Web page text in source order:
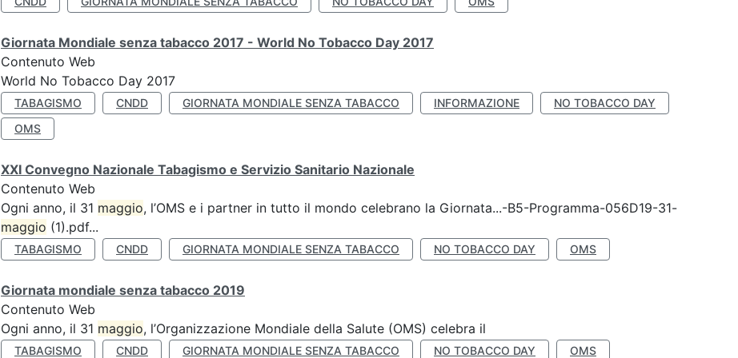
Giornata Mondiale senza tabacco 2017 - World No Tobacco Day 2017
Contenuto Web
World No Tobacco Day 2017
TABAGISMO CNDD GIORNATA MONDIALE SENZA TABACCO INFORMAZIONE
NO TOBACCO DAY
OMS
XXI Convegno Nazionale Tabagismo e Servizio Sanitario Nazionale
Contenuto Web
Ogni anno, il 31 maggio, l’OMS e i partner in tutto il mondo celebrano la Giornata...-B5-Programma-056D19-31-
maggio (1).pdf...
TABAGISMO CNDD GIORNATA MONDIALE SENZA TABACCO NO TOBACCO DAY OMS
Giornata mondiale senza tabacco 2019
Contenuto Web
Ogni anno, il 31 maggio, l’Organizzazione Mondiale della Salute (OMS) celebra il
TABAGISMO CNDD GIORNATA MONDIALE SENZA TABACCO NO TOBACCO DAY OMS